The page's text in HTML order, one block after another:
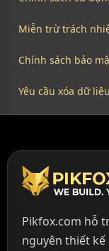
Miễn trừ trách
Chính sách bảo
Yêu cầu xóa dữ
Pikfox.com hỗ
nguyên thiết